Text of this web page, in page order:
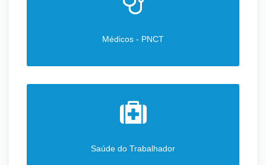
Médicos - PNCT
Saúde do Trabalhador